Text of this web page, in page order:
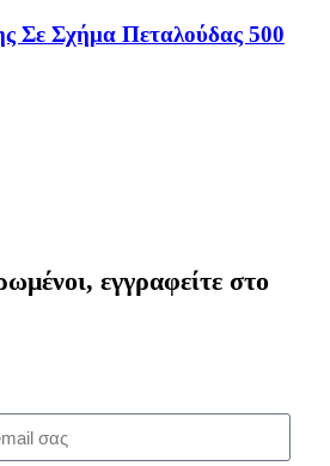
Σε Σχήμα Πεταλούδας 500
εγγραφείτε στο